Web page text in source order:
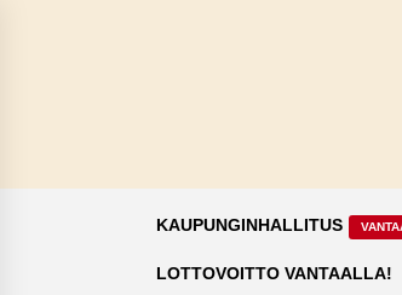
KAUPUNGINHALLITUS
LOTTOVOITTO VANTAALLA!